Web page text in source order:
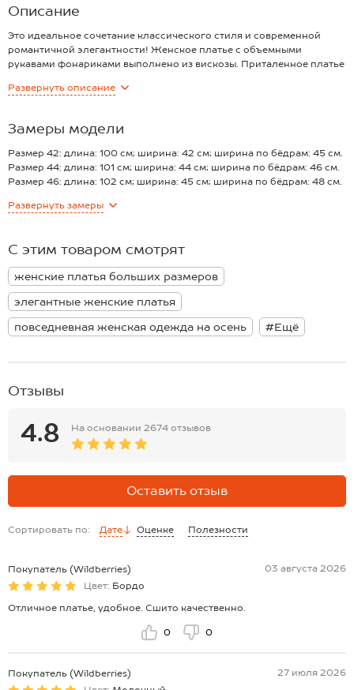
Описание
Это идеальное сочетание классического стиля и современной
романтичной элегантности! Женское платье с объемными
рукавами фонариками выполнено из вискозы. Приталенное платье
Добавление полиэстера и эластана в состав делает ткань более
разрезом сзади. Оно выгодно подчеркивает женскую красоту и
создает неповторимый образ.
Бордовое женское платье идеально подходит для любой
ситуации – от деловых встреч до романтических свиданий. Вы
обстановке весной и летом.
Развернуть описание
Замеры модели
Размер 42: длина: 100 см; ширина: 42 см; ширина по бёдрам: 45 см.
Размер 44: длина: 101 см; ширина: 44 см; ширина по бёдрам: 46 см.
Размер 46: длина: 102 см; ширина: 45 см; ширина по бёдрам: 48 см.
Размер 50: длина: 104 см; ширина: 48 см; ширина по бёдрам: 53 см.
Развернуть замеры
С этим товаром смотрят
женские платья больших размеров
элегантные женские платья
повседневная женская одежда на осень
#Ещё
Отзывы
4.8 На основании 2674 отзывов
Оставить отзыв
Сортировать по: Дате Оценке Полезности
Покупатель (Wildberries)
03 августа 2026
Цвет: Бордо
Отличное платье, удобное. Сшито качественно.
0 0
Покупатель (Wildberries)
27 июля 2026